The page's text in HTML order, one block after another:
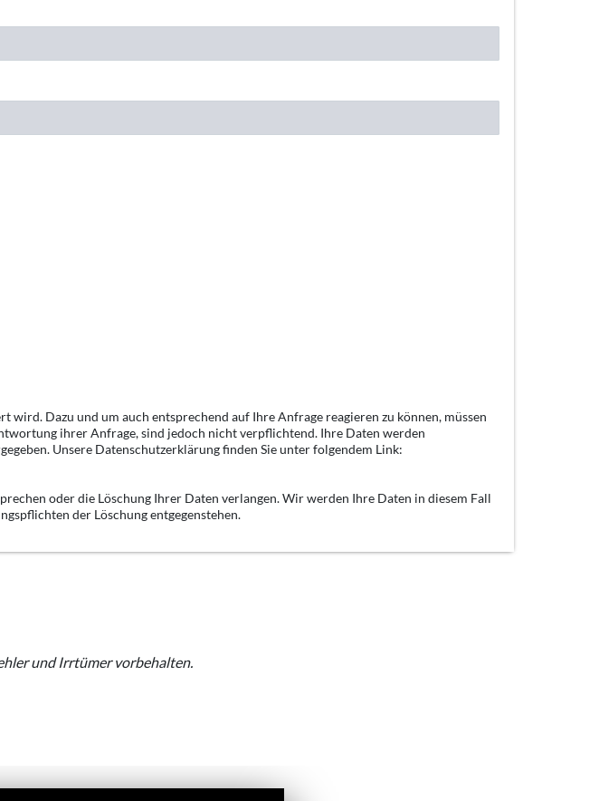
wird. Dazu und um auch entsprechend auf Ihre Anfrage reagieren zu können, müssen
ihrer Anfrage, sind jedoch nicht verpflichtend. Ihre Daten werden
Unsere Datenschutzerklärung finden Sie unter folgendem Link:
oder die Löschung Ihrer Daten verlangen. Wir werden Ihre Daten in diesem Fall
der Löschung entgegenstehen.
und Irrtümer vorbehalten.